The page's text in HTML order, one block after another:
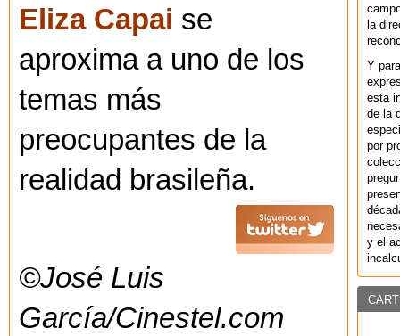
Eliza Capai se
aproxima a uno de los
temas más
preocupantes de la
realidad brasileña.
©José Luis
García/Cinestel.com
la
Y
esta
de la
por
y el